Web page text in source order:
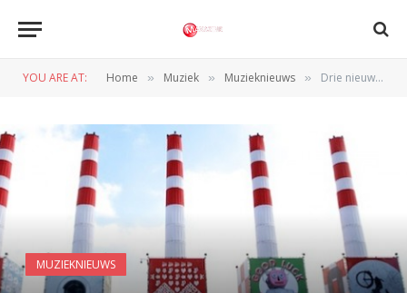
YOU ARE AT: Home » Muziek » Muzieknieuws » Drie nieuwe namen voor Lowlands 2015
MUZIEKNIEUWS